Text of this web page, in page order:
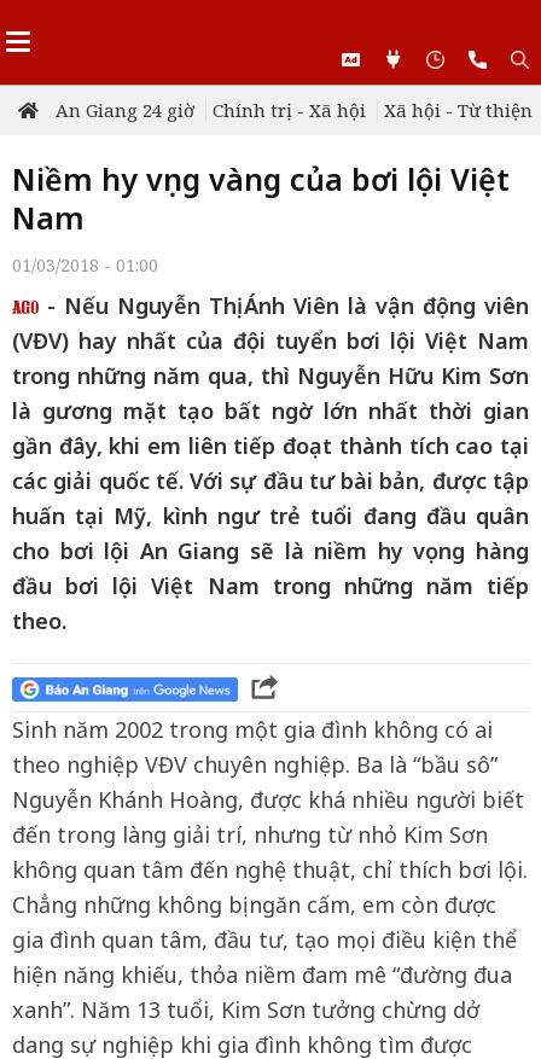
An Giang 24 giờ Chính trị - Xã hội Xã hội - Từ thiện
Niềm hy vọng vàng của bơi lội Việt
Nam
01/03/2018 - 01:00
- Nếu Nguyễn Thị Ánh Viên là vận động viên
(VĐV) hay nhất của đội tuyển bơi lội Việt Nam
trong những năm qua, thì Nguyễn Hữu Kim Sơn
là gương mặt tạo bất ngờ lớn nhất thời gian
gần đây, khi em liên tiếp đoạt thành tích cao tại
các giải quốc tế. Với sự đầu tư bài bản, được tập
huấn tại Mỹ, kình ngư trẻ tuổi đang đầu quân
cho bơi lội An Giang sẽ là niềm hy vọng hàng
đầu bơi lội Việt Nam trong những năm tiếp
theo.
Sinh năm 2002 trong một gia đình không có ai
theo nghiệp VĐV chuyên nghiệp. Ba là “bầu sô”
Nguyễn Khánh Hoàng, được khá nhiều người biết
đến trong làng giải trí, nhưng từ nhỏ Kim Sơn
không quan tâm đến nghệ thuật, chỉ thích bơi lội.
Chẳng những không bị ngăn cấm, em còn được
gia đình quan tâm, đầu tư, tạo mọi điều kiện thể
hiện năng khiếu, thỏa niềm đam mê “đường đua
xanh”. Năm 13 tuổi, Kim Sơn tưởng chừng dở
dang sự nghiệp khi gia đình không tìm được